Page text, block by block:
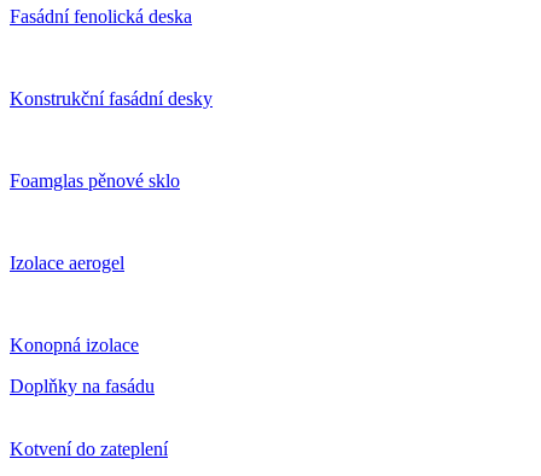
Fasádní fenolická deska
Konstrukční fasádní desky
Foamglas pěnové sklo
Izolace aerogel
Konopná izolace
Doplňky na fasádu
Kotvení do zateplení